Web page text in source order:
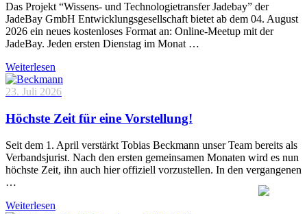
Das Projekt “Wissens- und Technologietransfer Jadebay” der
JadeBay GmbH Entwicklungsgesellschaft bietet ab dem 04. August
2026 ein neues kostenloses Format an: Online-Meetup mit der
JadeBay. Jeden ersten Dienstag im Monat …
Weiterlesen
23. Juli 2026
Höchste Zeit für eine Vorstellung!
Seit dem 1. April verstärkt Tobias Beckmann unser Team bereits als
Verbandsjurist. Nach den ersten gemeinsamen Monaten wird es nun
höchste Zeit, ihn auch hier offiziell vorzustellen. In den vergangenen
…
Weiterlesen